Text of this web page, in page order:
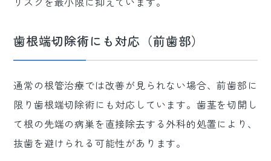
歯根端切除術にも対応（前歯部）
通常の根管治療では改善が見られない場合、前歯部に
限り歯根端切除術にも対応しています。歯茎を切開し
て根の先端の病巣を直接除去する外科的処置により、
抜歯を避けられる可能性があります。